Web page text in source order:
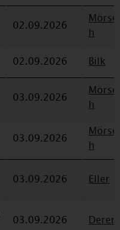
02.09.2026
h
02.09.2026
Bilk
03.09.2026
h
03.09.2026
h
03.09.2026 Eller
03.09.2026